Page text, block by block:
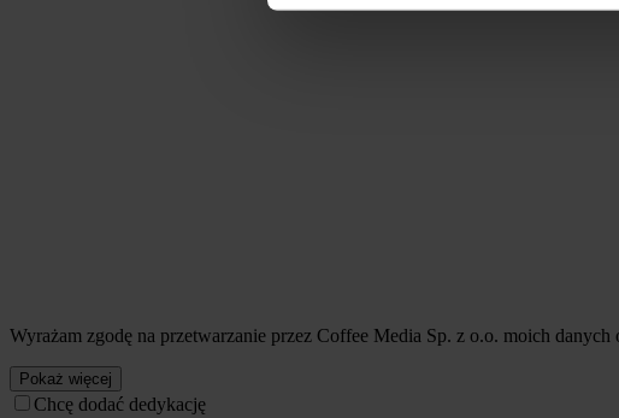
Wyrażam zgodę na przetwarzanie przez Coffee Media Sp. z o.o. moich
Pokaż więcej
Chcę dodać dedykację